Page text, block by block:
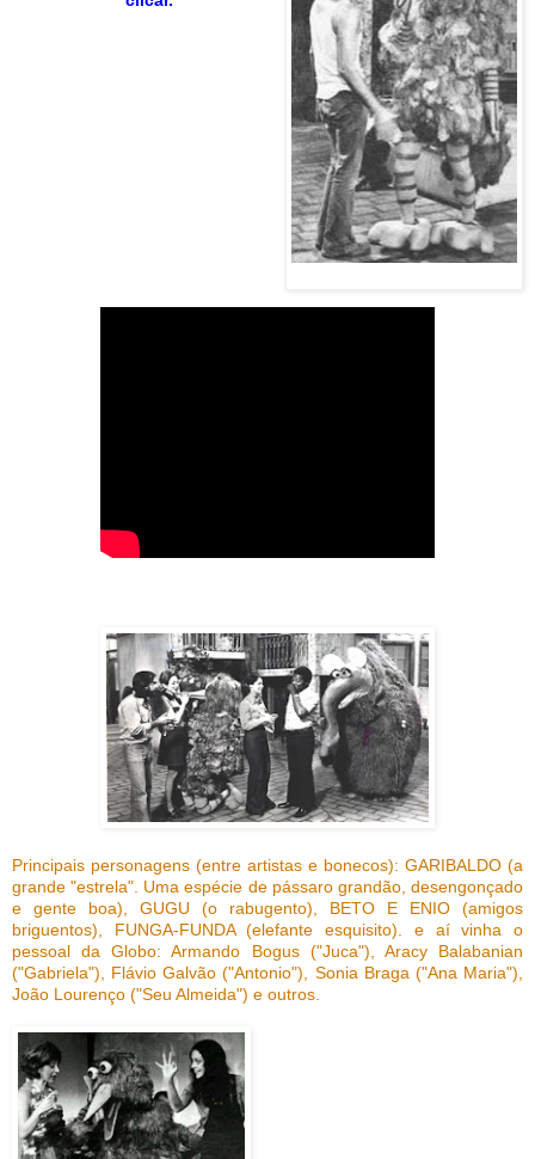
Principais personagens (entre artistas e bonecos): GARIBALDO (a
grande "estrela". Uma espécie de pássaro grandão, desengonçado
e gente boa), GUGU (o rabugento), BETO E ENIO (amigos
briguentos), FUNGA-FUNDA (elefante esquisito). e aí vinha o
pessoal da Globo: Armando Bogus ("Juca"), Aracy Balabanian
("Gabriela"), Flávio Galvão ("Antonio"), Sonia Braga ("Ana Maria"),
João Lourenço ("Seu Almeida") e outros.